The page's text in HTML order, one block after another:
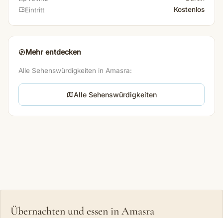
Eintritt
Kostenlos
Mehr entdecken
Alle Sehenswürdigkeiten in Amasra:
Alle Sehenswürdigkeiten
Übernachten und essen in Amasra